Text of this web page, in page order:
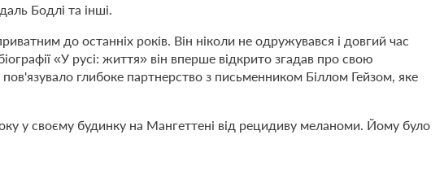
Бодлі та інші.
до останніх років. Він ніколи не одружувався і довгий час
«У русі: життя» він вперше відкрито згадав про свою
глибоке партнерство з письменником Біллом Гейзом, яке
у своєму будинку на Мангеттені від рецидиву меланоми. Йому було